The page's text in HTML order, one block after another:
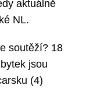
aktuálně
NL.
soutěží? 18
jsou
(4)